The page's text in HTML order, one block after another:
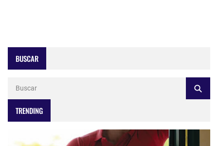
BUSCAR
TRENDING